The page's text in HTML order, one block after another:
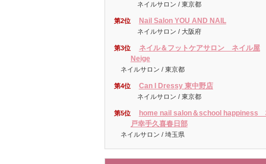
ネイルサロン / 東京都
第2位 Nail Salon YOU AND NAIL
ネイルサロン / 大阪府
第3位
ネイル＆フットケアサロン ネイル屋
Neige
ネイルサロン / 東京都
第4位 Can I Dressy 東中野店
ネイルサロン / 東京都
第5位
home nail salon＆school happiness
戸幸手久喜春日部
ネイルサロン / 埼玉県